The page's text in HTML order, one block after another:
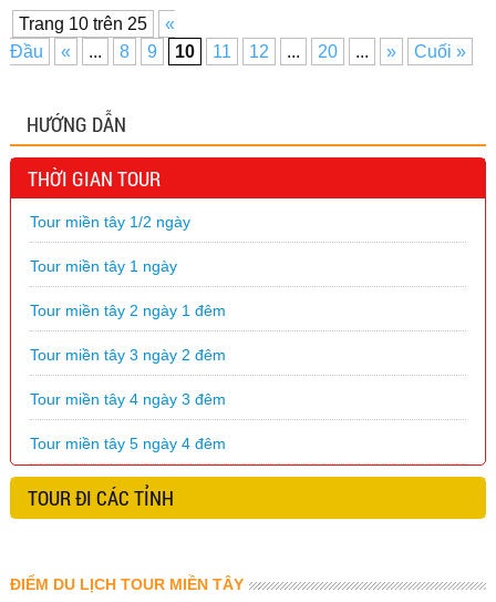
Trang 10 trên 25
«
Đầu
« ... 8 9 10 11 12 ... 20 ... » Cuối »
HƯỚNG DẪN
THỜI GIAN TOUR
Tour miền tây 1/2 ngày
Tour miền tây 1 ngày
Tour miền tây 2 ngày 1 đêm
Tour miền tây 3 ngày 2 đêm
Tour miền tây 4 ngày 3 đêm
Tour miền tây 5 ngày 4 đêm
TOUR ĐI CÁC TỈNH
ĐIỂM DU LỊCH TOUR MIỀN TÂY